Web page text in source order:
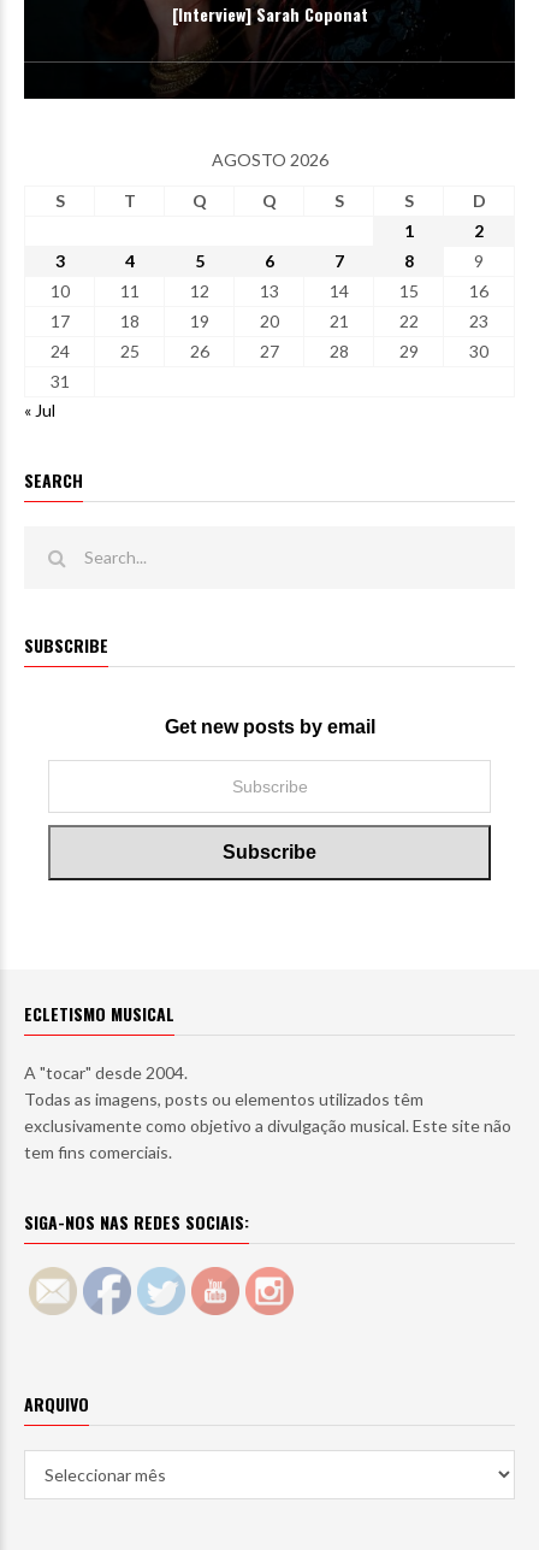
[Interview] Sarah Coponat
AGOSTO 2026
S
T Q Q S S
D
1
2
3
4 5 6 7 8
9
10
11 12 13 14 15
16
17
18 19 20 21 22
23
24
25 26 27 28 29
30
31
« Jul
SEARCH
SUBSCRIBE
Get new posts by email
ECLETISMO MUSICAL
A "tocar" desde 2004.
Todas as imagens, posts ou elementos utilizados têm
exclusivamente como objetivo a divulgação musical. Este site não
tem fins comerciais.
SIGA-NOS NAS REDES SOCIAIS:
ARQUIVO